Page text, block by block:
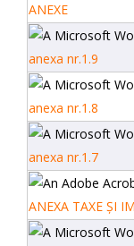
ANEXE
anexa nr.1.9
anexa nr.1.8
anexa nr.1.7
ANEXA TAXE ȘI